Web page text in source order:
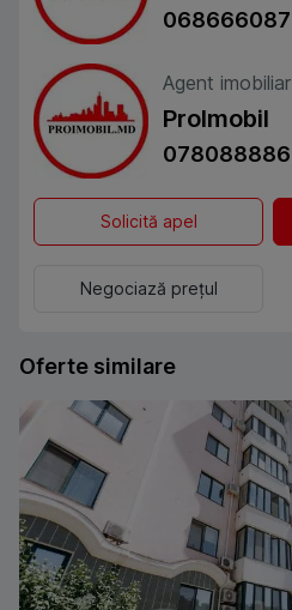
068666087
Agent imobiliar
ProImobil
078088886
Solicită apel
Negociază prețul
Oferte similare